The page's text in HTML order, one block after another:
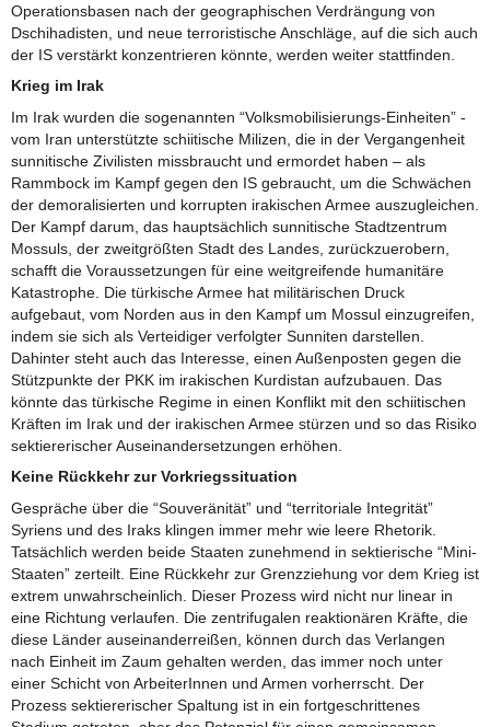
Operationsbasen nach der geographischen Verdrängung von
Dschihadisten, und neue terroristische Anschläge, auf die sich auch
der IS verstärkt konzentrieren könnte, werden weiter stattfinden.
Krieg im Irak
Im Irak wurden die sogenannten “Volksmobilisierungs-Einheiten” -
vom Iran unterstützte schiitische Milizen, die in der Vergangenheit
sunnitische Zivilisten missbraucht und ermordet haben – als
Rammbock im Kampf gegen den IS gebraucht, um die Schwächen
der demoralisierten und korrupten irakischen Armee auszugleichen.
Der Kampf darum, das hauptsächlich sunnitische Stadtzentrum
Mossuls, der zweitgrößten Stadt des Landes, zurückzuerobern,
schafft die Voraussetzungen für eine weitgreifende humanitäre
Katastrophe. Die türkische Armee hat militärischen Druck
aufgebaut, vom Norden aus in den Kampf um Mossul einzugreifen,
indem sie sich als Verteidiger verfolgter Sunniten darstellen.
Dahinter steht auch das Interesse, einen Außenposten gegen die
Stützpunkte der PKK im irakischen Kurdistan aufzubauen. Das
könnte das türkische Regime in einen Konflikt mit den schiitischen
Kräften im Irak und der irakischen Armee stürzen und so das Risiko
sektiererischer Auseinandersetzungen erhöhen.
Keine Rückkehr zur Vorkriegssituation
Gespräche über die “Souveränität” und “territoriale Integrität”
Syriens und des Iraks klingen immer mehr wie leere Rhetorik.
Tatsächlich werden beide Staaten zunehmend in sektierische “Mini-
Staaten” zerteilt. Eine Rückkehr zur Grenzziehung vor dem Krieg ist
extrem unwahrscheinlich. Dieser Prozess wird nicht nur linear in
eine Richtung verlaufen. Die zentrifugalen reaktionären Kräfte, die
diese Länder auseinanderreißen, können durch das Verlangen
nach Einheit im Zaum gehalten werden, das immer noch unter
einer Schicht von ArbeiterInnen und Armen vorherrscht. Der
Prozess sektiererischer Spaltung ist in ein fortgeschrittenes